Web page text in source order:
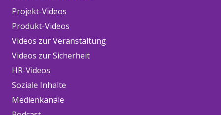
Projekt-Videos
Produkt-Videos
Videos zur Veranstaltung
Videos zur Sicherheit
HR-Videos
Soziale Inhalte
Medienkanäle